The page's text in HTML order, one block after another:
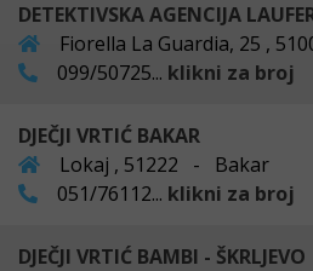
DETEKTIVSKA AGENCIJA
Fiorella La Guardia, 25 ,
099/50725... klikni za broj
DJEČJI VRTIĆ BAKAR
Lokaj , 51222 - Bakar
051/76112... klikni za broj
DJEČJI VRTIĆ BAMBI - ŠKRLJEVO